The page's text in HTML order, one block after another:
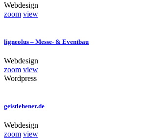
Webdesign
zoom view
ligneolus – Messe- & Eventbau
Webdesign
zoom view
Wordpress
geistlehener.de
Webdesign
zoom view